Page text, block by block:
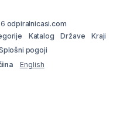
odpiralnicasi.com
Katalog Države
Kraji
pogoji
English